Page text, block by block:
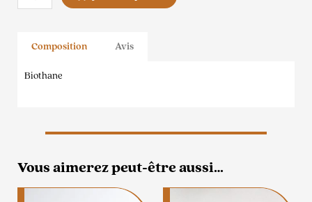
de
JauneComposition Avis
Biothane
Vous aimerez peut-être aussi…
Ce